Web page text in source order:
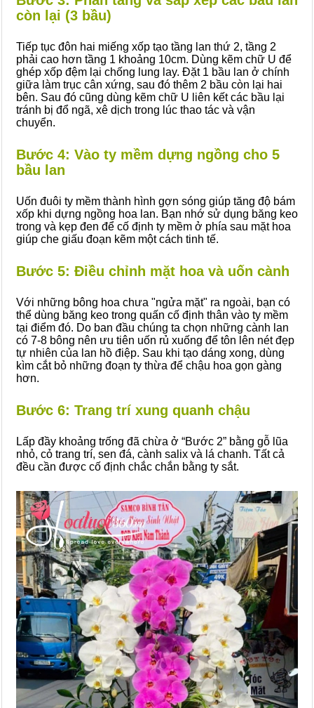
còn lại (3 bầu)
Tiếp tục đôn hai miếng xốp tạo tầng lan thứ 2, tầng 2
phải cao hơn tầng 1 khoảng 10cm. Dùng kẽm chữ U để
ghép xốp đệm lại chống lung lay. Đặt 1 bầu lan ở chính
giữa làm trục cân xứng, sau đó thêm 2 bầu còn lại hai
bên. Sau đó cũng dùng kẽm chữ U liên kết các bầu lại
tránh bị đổ ngã, xê dịch trong lúc thao tác và vận
chuyển.
Bước 4: Vào ty mềm dựng ngồng cho 5
bầu lan
Uốn đuôi ty mềm thành hình gợn sóng giúp tăng độ bám
xốp khi dựng ngồng hoa lan. Bạn nhớ sử dụng băng keo
trong và kẹp đen để cố định ty mềm ở phía sau mặt hoa
giúp che giấu đoạn kẽm một cách tinh tế.
Bước 5: Điều chỉnh mặt hoa và uốn cành
Với những bông hoa chưa "ngửa mặt" ra ngoài, bạn có
thể dùng băng keo trong quấn cố định thân vào ty mềm
tại điểm đó. Do ban đầu chúng ta chọn những cành lan
có 7-8 bông nên ưu tiên uốn rủ xuống để tôn lên nét đẹp
tự nhiên của lan hồ điệp. Sau khi tạo dáng xong, dùng
kìm cắt bỏ những đoạn ty thừa để chậu hoa gọn gàng
hơn.
Bước 6: Trang trí xung quanh chậu
Lấp đầy khoảng trống đã chừa ở “Bước 2” bằng gỗ lũa
nhỏ, cỏ trang trí, sen đá, cành salix và lá chanh. Tất cả
đều cần được cố định chắc chắn bằng ty sắt.